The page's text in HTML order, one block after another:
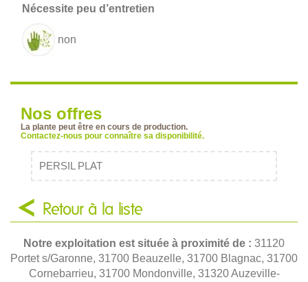
non
Nos offres
La plante peut être en cours de production.
Contactez-nous pour connaître sa disponibilité.
PERSIL PLAT
Retour à la liste
Notre exploitation est située à proximité de : 31120
Portet s/Garonne, 31700 Beauzelle, 31700 Blagnac, 31700
Cornebarrieu, 31700 Mondonville, 31320 Auzeville-